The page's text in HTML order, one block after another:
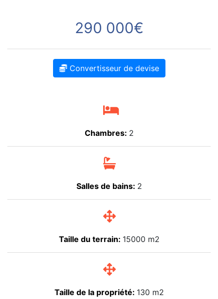
290 000€
Convertisseur de devise
Chambres: 2
Salles de bains: 2
Taille du terrain: 15000 m2
Taille de la propriété: 130 m2